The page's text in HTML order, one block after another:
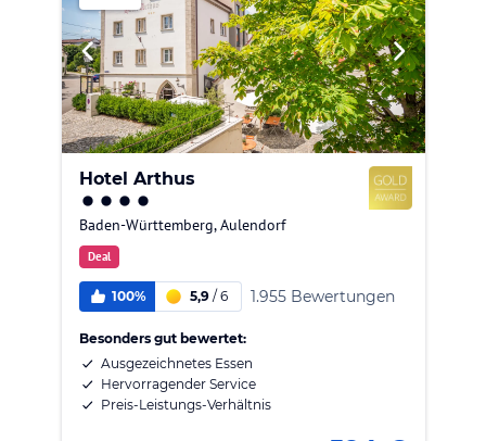
Hotel Arthus
Baden-Württemberg,Aulendorf
Deal
100% 5,9/ 6 1.955 Bewertungen
Besonders gut bewertet:
Ausgezeichnetes Essen
Hervorragender Service
Preis-Leistungs-Verhältnis